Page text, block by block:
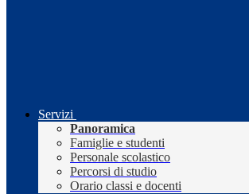
Servizi
Panoramica
Famiglie e studenti
Personale scolastico
Percorsi di studio
Orario classi e docenti